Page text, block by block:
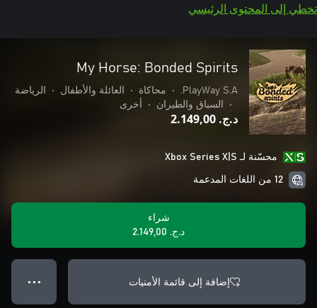
تخطي إلى المحتوى الرئيسي
My Horse: Bonded Spirits
PlayWay S.A.
• محاكاة • العائلة والأطفال •
الرياضة
•
السباق والطيران • أخرى
د.ج.‏ 2.149,00
محسّنة لـ Xbox Series X|S
12 من اللغات المدعمة
شراء
د.ج.‏ 2.149,00
إضافة إلى قائمة الأمنيات ● ● ●